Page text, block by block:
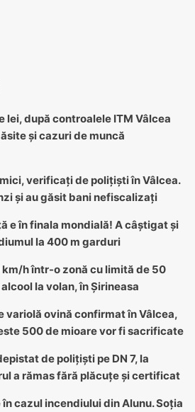
lei, după controalele ITM Vâlcea
și cazuri de muncă
verificați de polițiști în Vâlcea.
și au găsit bani nefiscalizați
e în finala mondială! A câștigat și
la 400 m garduri
km/h într-o zonă cu limită de 50
la volan, în Șirineasa
variolă ovină confirmat în Vâlcea,
500 de mioare vor fi sacrificate
de polițiști pe DN 7, la
a rămas fără plăcuțe și certificat
cazul incendiului din Alunu. Soția